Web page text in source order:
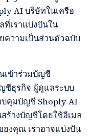
AI บริษัทในเครือ
ที่เราแบ่งปันใน
วามเป็นส่วนตัวฉบับ
เข้าร่วมบัญชี
ชีธุรกิจ ผู้ดูแลระบบ
บคุมบัญชี Shoply AI
างบัญชีโดยใช้อีเมล
องคุณ เราอาจแบ่งปัน